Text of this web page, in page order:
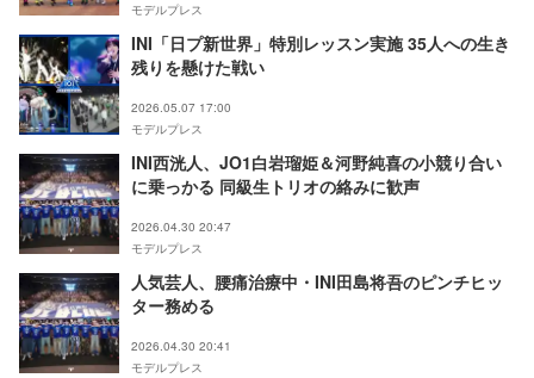
モデルプレス
INI「日プ新世界」特別レッスン実施 35人への生き
残りを懸けた戦い
2026.05.07 17:00
モデルプレス
INI西洸人、JO1白岩瑠姫＆河野純喜の小競り合い
に乗っかる 同級生トリオの絡みに歓声
2026.04.30 20:47
モデルプレス
人気芸人、腰痛治療中・INI田島将吾のピンチヒッ
ター務める
2026.04.30 20:41
モデルプレス